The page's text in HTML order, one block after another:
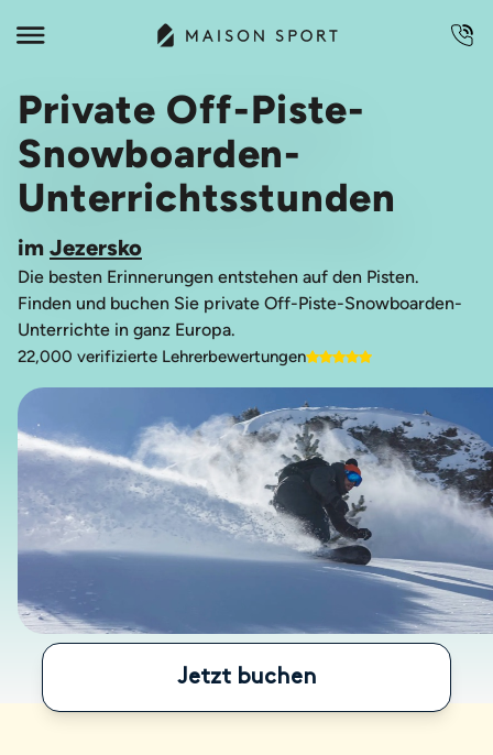
Private Off-Piste-
Snowboarden-
Unterrichtsstunden
im Jezersko
Die besten Erinnerungen entstehen auf den Pisten.
Finden und buchen Sie private Off-Piste-Snowboarden-
Unterrichte in ganz Europa.
22,000 verifizierte Lehrerbewertungen
Jetzt buchen